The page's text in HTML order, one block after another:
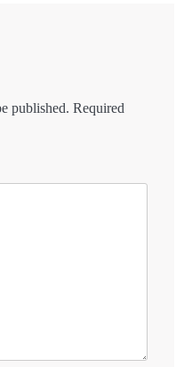
published. Required